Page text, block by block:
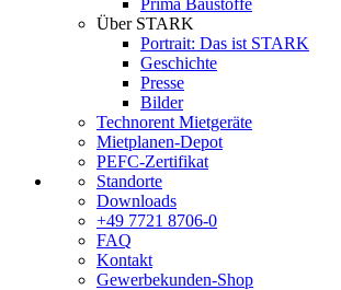
Prima Baustoffe
Über STARK
Portrait: Das ist STARK
Geschichte
Presse
Bilder
Technorent Mietgeräte
Mietplanen-Depot
PEFC-Zertifikat
Standorte
Downloads
+49 7721 8706-0
FAQ
Kontakt
Gewerbekunden-Shop